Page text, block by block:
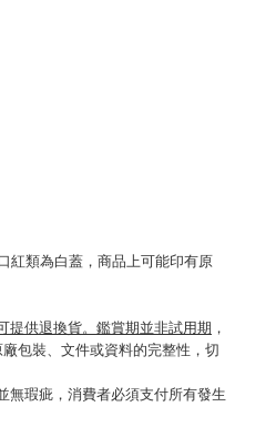
紅類為白蓋，商品上可能印有原
提供退換貨。鑑賞期並非試用期 ，
包裝、文件或資料的完整性，切
無瑕疵，消費者必須支付所有發生